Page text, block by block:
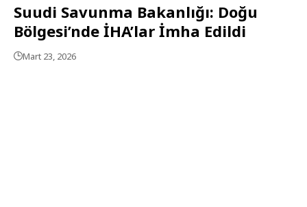
Suudi Savunma Bakanlığı: Doğu
Bölgesi’nde İHA’lar İmha Edildi
Mart 23, 2026